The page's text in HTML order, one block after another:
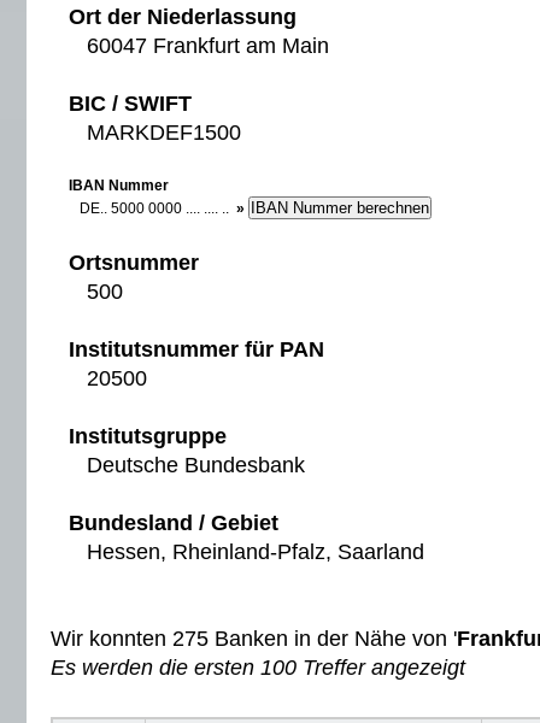
Ort der Niederlassung
60047 Frankfurt am Main
BIC / SWIFT
MARKDEF1500
IBAN Nummer
DE.. 5000 0000 .... .... .. »
Ortsnummer
500
Institutsnummer für PAN
20500
Institutsgruppe
Deutsche Bundesbank
Bundesland / Gebiet
Hessen, Rheinland-Pfalz, Saarland
Wir konnten 275 Banken in der Nähe von '
Es werden die ersten 100 Treffer angezeigt